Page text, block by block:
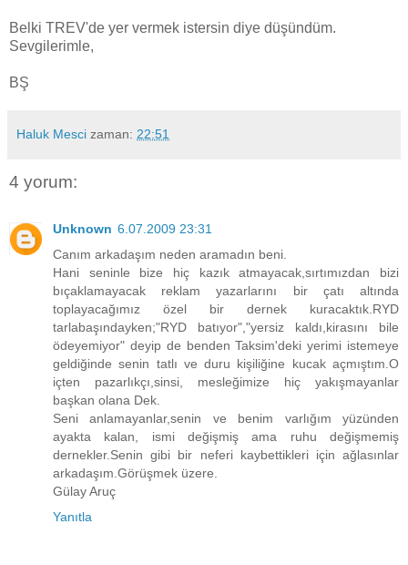
Belki TREV'de yer vermek istersin diye düşündüm.
Sevgilerimle,
BŞ
Haluk Mesci zaman: 22:51
4 yorum:
Unknown 6.07.2009 23:31
Canım arkadaşım neden aramadın beni.
Hani seninle bize hiç kazık atmayacak,sırtımızdan bizi
bıçaklamayacak reklam yazarlarını bir çatı altında
toplayacağımız özel bir dernek kuracaktık.RYD
tarlabaşındayken;"RYD batıyor","yersiz kaldı,kirasını bile
ödeyemiyor" deyip de benden Taksim'deki yerimi istemeye
geldiğinde senin tatlı ve duru kişiliğine kucak açmıştım.O
içten pazarlıkçı,sinsi, mesleğimize hiç yakışmayanlar
başkan olana Dek.
Seni anlamayanlar,senin ve benim varlığım yüzünden
ayakta kalan, ismi değişmiş ama ruhu değişmemiş
dernekler.Senin gibi bir neferi kaybettikleri için ağlasınlar
arkadaşım.Görüşmek üzere.
Gülay Aruç
Yanıtla